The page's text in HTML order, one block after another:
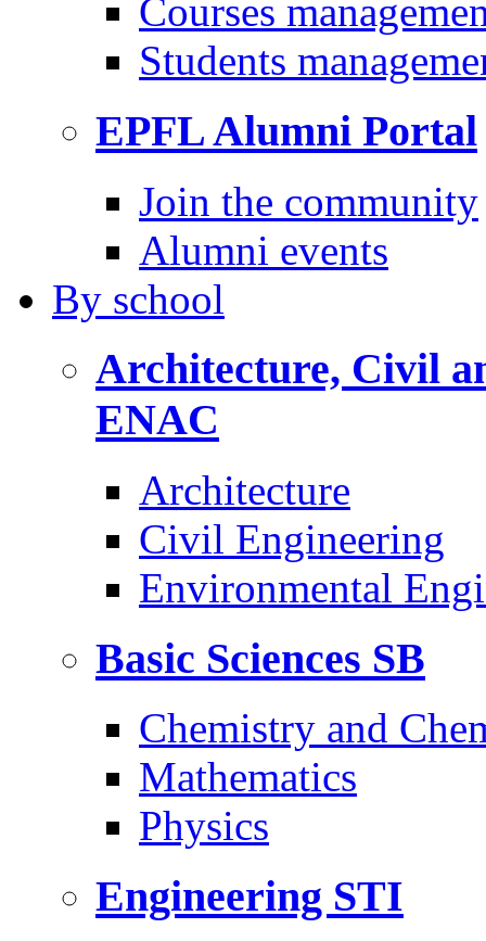
Courses
Students
EPFL Alumni Portal
Join the community
Alumni events
By school
Architecture, Civil
ENAC
Architecture
Civil Engineering
Environmental
Basic Sciences SB
Chemistry and
Mathematics
Physics
Engineering STI